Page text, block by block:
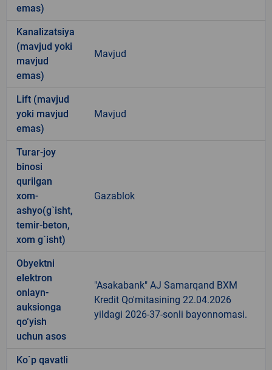
emas)
Kanalizatsiya
(mavjud yoki
mavjud
emas)
Mavjud
Lift (mavjud
yoki mavjud
emas)
Mavjud
Turar-joy
binosi
qurilgan
xom-
ashyo(g`isht,
temir-beton,
xom g`isht)
Gazablok
Obyektni
elektron
onlayn-
auksionga
qo‘yish
uchun asos
"Asakabank" AJ Samarqand BXM
Kredit Qo'mitasining 22.04.2026
yildagi 2026-37-sonli bayonnomasi.
Ko`p qavatli